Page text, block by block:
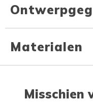
Materialen
Misschien